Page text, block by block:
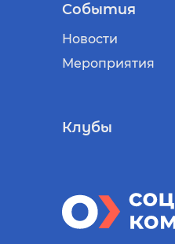
События
Новости
Мероприятия
Клубы